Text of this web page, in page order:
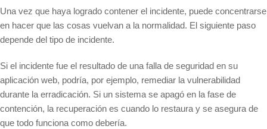
Una vez que haya logrado contener el incidente, puede concentrarse
en hacer que las cosas vuelvan a la normalidad. El siguiente paso
depende del tipo de incidente.
Si el incidente fue el resultado de una falla de seguridad en su
aplicación web, podría, por ejemplo, remediar la vulnerabilidad
durante la erradicación. Si un sistema se apagó en la fase de
contención, la recuperación es cuando lo restaura y se asegura de
que todo funciona como debería.